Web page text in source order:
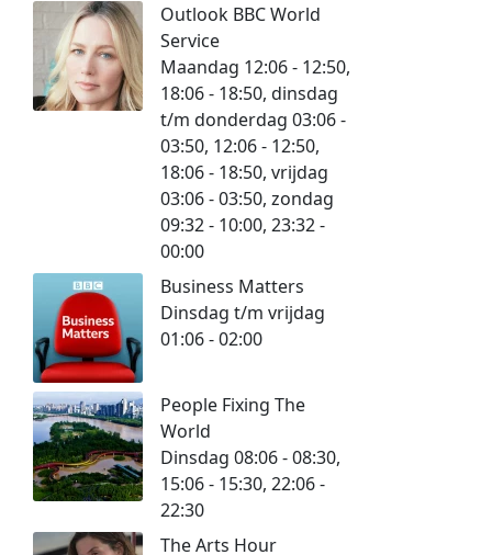
Outlook BBC World
Service
Maandag 12:06 - 12:50,
18:06 - 18:50, dinsdag
t/m donderdag 03:06 -
03:50, 12:06 - 12:50,
18:06 - 18:50, vrijdag
03:06 - 03:50, zondag
09:32 - 10:00, 23:32 -
00:00
Business Matters
Dinsdag t/m vrijdag
01:06 - 02:00
People Fixing The
World
Dinsdag 08:06 - 08:30,
15:06 - 15:30, 22:06 -
22:30
The Arts Hour